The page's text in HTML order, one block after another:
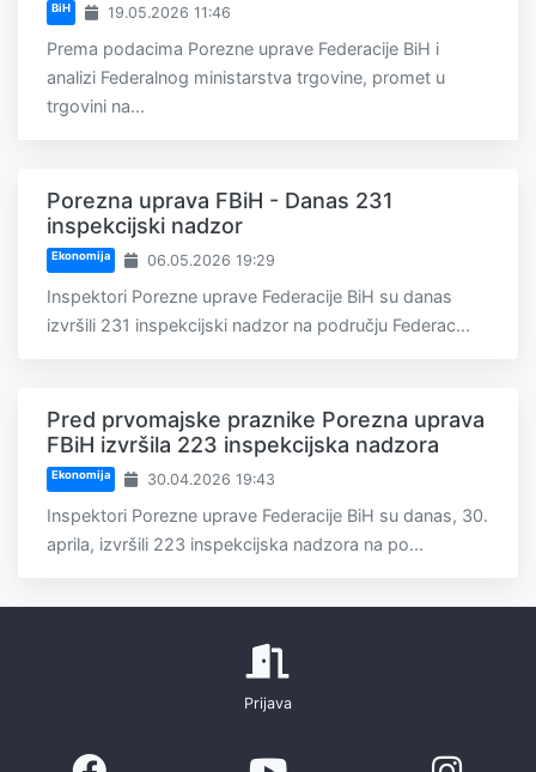
BiH 19.05.2026 11:46
Prema podacima Porezne uprave Federacije BiH i
analizi Federalnog ministarstva trgovine, promet u
trgovini na...
Porezna uprava FBiH - Danas 231
inspekcijski nadzor
Ekonomija 06.05.2026 19:29
Inspektori Porezne uprave Federacije BiH su danas
izvršili 231 inspekcijski nadzor na području Federac...
Pred prvomajske praznike Porezna uprava
FBiH izvršila 223 inspekcijska nadzora
Ekonomija 30.04.2026 19:43
Inspektori Porezne uprave Federacije BiH su danas, 30.
aprila, izvršili 223 inspekcijska nadzora na po...
Prijava